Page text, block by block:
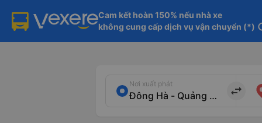
Cam kết hoàn 150% nếu nhà xe
không cung cấp dịch vụ vận chuyển (*)
Nơi xuất phát
import_export